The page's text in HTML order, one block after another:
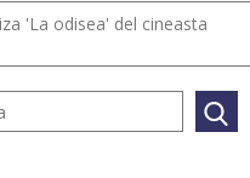
'La odisea' del cineasta